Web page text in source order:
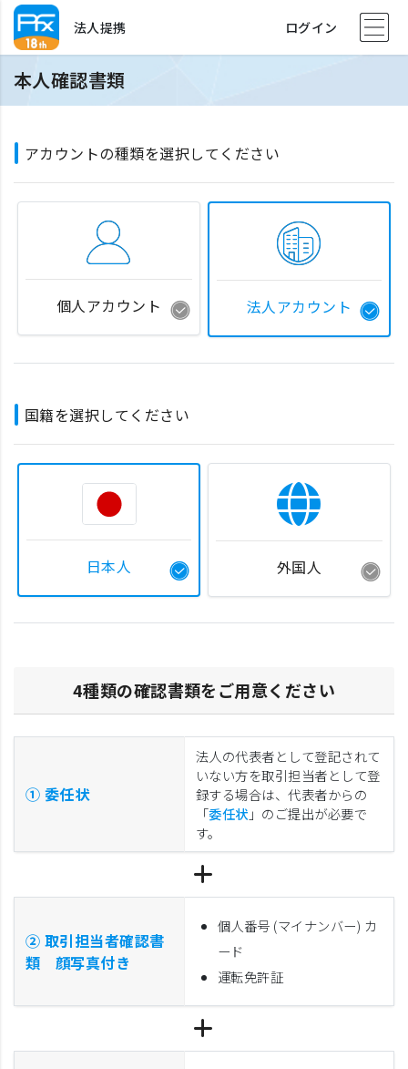
法人提携 ログイン
本人確認書類
アカウントの種類を選択してください
個人アカウント 法人アカウント
国籍を選択してください
日本人 外国人
4種類の確認書類をご用意ください
① 委任状
法人の代表者として登記されて
いない方を取引担当者として登
録する場合は、代表者からの
「委任状 」のご提出が必要で
す。
② 取引担当者確認書
類 顔写真付き
個人番号 (マイナンバー) カ
ード
運転免許証